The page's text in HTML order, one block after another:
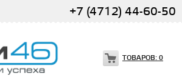
+7 (4712) 44-60-50
ТОВАРОВ: 0